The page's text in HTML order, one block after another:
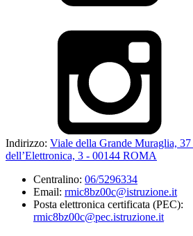
Indirizzo: Viale della Grande Muraglia,
dell’Elettronica, 3 - 00144 ROMA
Centralino: 06/5296334
Email: rmic8bz00c@istruzione.it
Posta elettronica certificata (PEC):
rmic8bz00c@pec.istruzione.it